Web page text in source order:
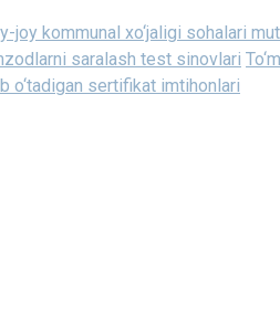
joy kommunal xo‘jaligi sohalari
saralash test sinovlari
o‘tadigan sertifikat imtihonlari